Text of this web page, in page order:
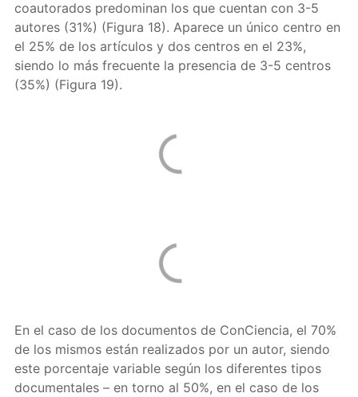
coautorados predominan los que cuentan con 3-5
autores (31%) (Figura 18). Aparece un único centro en
el 25% de los artículos y dos centros en el 23%,
siendo lo más frecuente la presencia de 3-5 centros
(35%) (Figura 19).
En el caso de los documentos de ConCiencia, el 70%
de los mismos están realizados por un autor, siendo
este porcentaje variable según los diferentes tipos
documentales – en torno al 50%, en el caso de los